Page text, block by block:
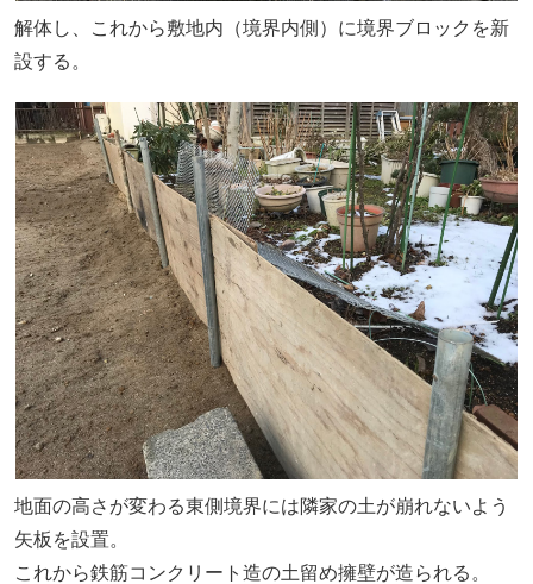
解体し、これから敷地内（境界内側）に境界ブロックを新
設する。
地面の高さが変わる東側境界には隣家の土が崩れないよう
矢板を設置。
これから鉄筋コンクリート造の土留め擁壁が造られる。